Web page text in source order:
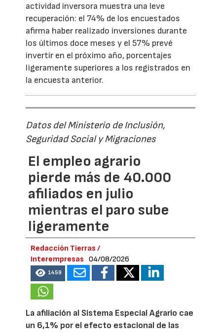
actividad inversora muestra una leve
recuperación: el 74% de los encuestados
afirma haber realizado inversiones durante
los últimos doce meses y el 57% prevé
invertir en el próximo año, porcentajes
ligeramente superiores a los registrados en
la encuesta anterior.
Datos del Ministerio de Inclusión,
Seguridad Social y Migraciones
El empleo agrario
pierde más de 40.000
afiliados en julio
mientras el paro sube
ligeramente
Redacción Tierras /
Interempresas
04/08/2026
1459
La afiliación al Sistema Especial Agrario cae
un 6,1% por el efecto estacional de las